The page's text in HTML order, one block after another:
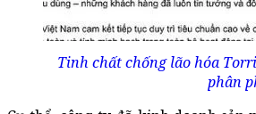
Tinh chất chống lão hóa
phân